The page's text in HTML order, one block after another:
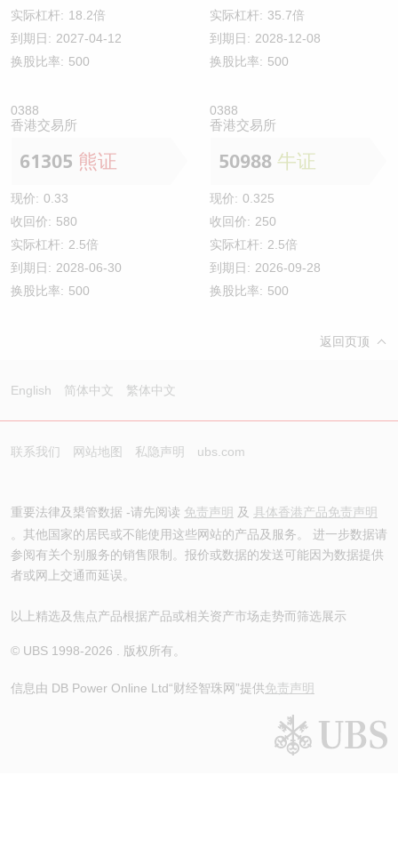
实际杠杆: 18.2倍
到期日: 2027-04-12
换股比率: 500
实际杠杆: 35.7倍
到期日: 2028-12-08
换股比率: 500
0388
香港交易所
61305 熊证
现价: 0.33
收回价: 580
实际杠杆: 2.5倍
到期日: 2028-06-30
换股比率: 500
0388
香港交易所
50988 牛证
现价: 0.325
收回价: 250
实际杠杆: 2.5倍
到期日: 2026-09-28
换股比率: 500
返回页顶
English 简体中文 繁体中文
联系我们 网站地图 私隐声明 ubs.com
重要法律及槼管数据 -请先阅读 免责声明 及 具体香港产品免责声明
。其他国家的居民或不能使用这些网站的产品及服务。 进一步数据请
参阅有关个别服务的销售限制。报价或数据的发送可能因为数据提供
者或网上交通而延误。
以上精选及焦点产品根据产品或相关资产市场走势而筛选展示
© UBS 1998-2026 . 版权所有。
信息由 DB Power Online Ltd“财经智珠网”提供免责声明